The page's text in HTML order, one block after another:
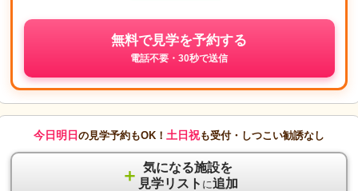
無料で見学を予約する
電話不要・30秒で送信
今日明日 の見学予約もOK！ 土日祝も受付・しつこい勧誘なし
＋ 気になる施設を
見学リスト に追加